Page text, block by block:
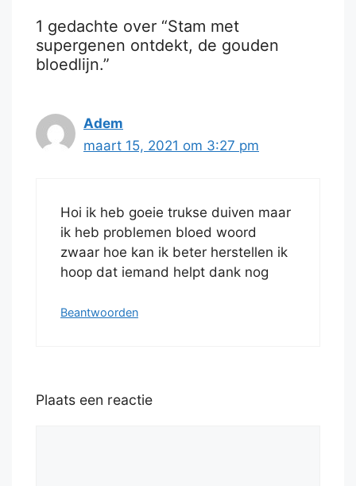
1 gedachte over “Stam met
supergenen ontdekt, de gouden
bloedlijn.”
Adem
maart 15, 2021 om 3:27 pm
Hoi ik heb goeie trukse duiven maar
ik heb problemen bloed woord
zwaar hoe kan ik beter herstellen ik
hoop dat iemand helpt dank nog
Beantwoorden
Plaats een reactie